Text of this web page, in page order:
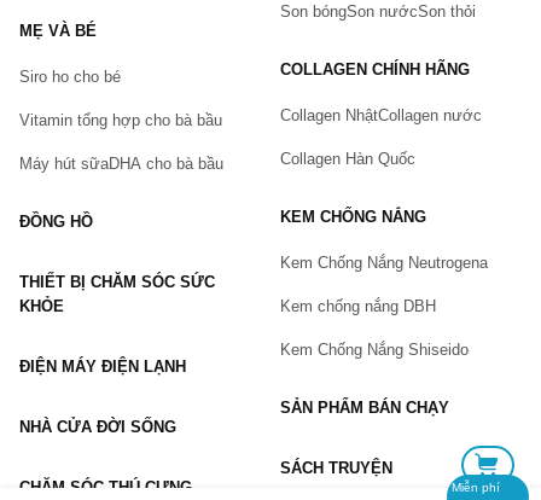
Miễn phí
Vấn đề(*)
MẸ VÀ BÉ
Siro ho cho bé
Vitamin tổng hợp cho bà bầu
Máy hút sữaDHA cho bà bầu
ĐỒNG HỒ
THIẾT BỊ CHĂM SÓC SỨC
KHỎE
ĐIỆN MÁY ĐIỆN LẠNH
NHÀ CỬA ĐỜI SỐNG
CHĂM SÓC THÚ CƯNG
Son bóngSon nướcSon thỏi
COLLAGEN CHÍNH HÃNG
Collagen NhậtCollagen nước
Collagen Hàn Quốc
KEM CHỐNG NẮNG
Kem Chống Nắng Neutrogena
Kem chống nắng DBH
Kem Chống Nắng Shiseido
SẢN PHẨM BÁN CHẠY
SÁCH TRUYỆN